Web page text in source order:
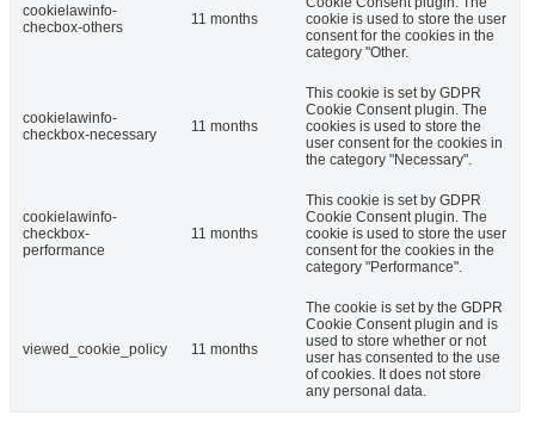
cookielawinfo-
checbox-others
11 months
cookie is used to store the user
consent for the cookies in the
category "Other.
cookielawinfo-
checkbox-necessary
11 months
This cookie is set by GDPR
Cookie Consent plugin. The
cookies is used to store the
user consent for the cookies in
the category "Necessary".
cookielawinfo-
checkbox-
performance
11 months
This cookie is set by GDPR
Cookie Consent plugin. The
cookie is used to store the user
consent for the cookies in the
category "Performance".
viewed_cookie_policy 11 months
The cookie is set by the GDPR
Cookie Consent plugin and is
used to store whether or not
user has consented to the use
of cookies. It does not store
any personal data.